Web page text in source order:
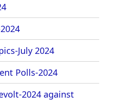
July 2024
Polls-2024
2024 against